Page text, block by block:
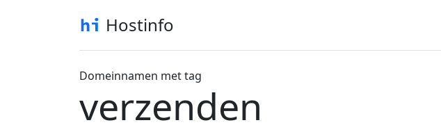
Hostinfo
Domeinnamen met tag
verzenden